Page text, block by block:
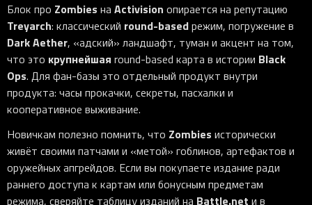
Блок про Zombies на Activision опирается на репутацию
Treyarch: классический round-basedрежим, погружение в
Dark Aether, «адский» ландшафт, туман и акцент на том,
что это крупнейшая round-based карта в истории Black
Ops. Для фан-базы это отдельный продукт внутри
продукта: часы прокачки, секреты, пасхалки и
кооперативное выживание.
Новичкам полезно помнить, что Zombies исторически
живёт своими патчами и «метой» гоблинов, артефактов и
оружейных апгрейдов. Если вы покупаете издание ради
раннего доступа к картам или бонусным предметам
режима, сверяйте таблицу изданий на Battle.net и в